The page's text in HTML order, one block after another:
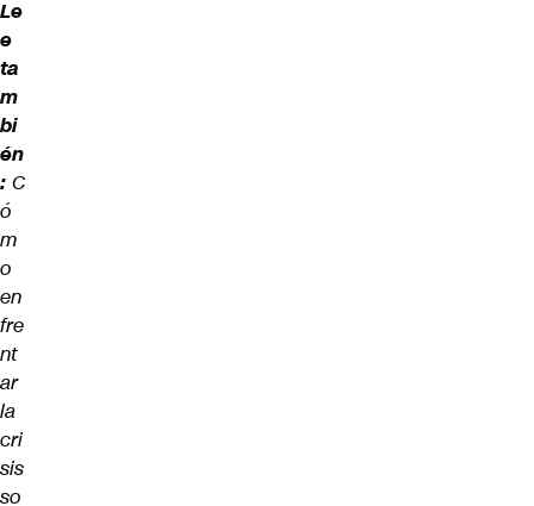
Le
e
ta
m
bi
én
: C
ó
m
o
en
fre
nt
ar
la
cri
sis
so